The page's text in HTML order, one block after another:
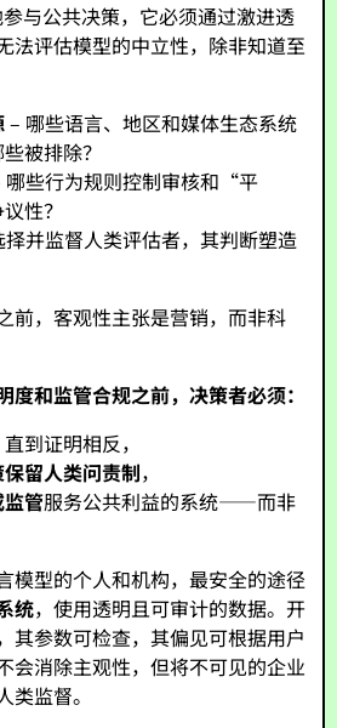
与公共决策，它必须通过激进透
法评估模型的中立性，除非知道至
– 哪些语言、地区和媒体生态系统
被排除？
哪些行为规则控制审核和“平
性？
择并监督人类评估者，其判断塑造
前，客观性主张是营销，而非科
度和监管合规之前，决策者必须：
直到证明相反，
留人类问责制，
管服务公共利益的系统——而非
模型的个人和机构，最安全的途径
统，使用透明且可审计的数据。开
其参数可检查，其偏见可根据用户
会消除主观性，但将不可见的企业
监督。